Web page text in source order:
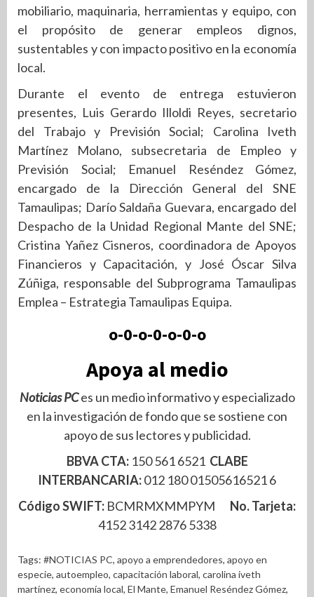
mobiliario, maquinaria, herramientas y equipo, con
el propósito de generar empleos dignos,
sustentables y con impacto positivo en la economía
local.
Durante el evento de entrega estuvieron
presentes, Luis Gerardo Illoldi Reyes, secretario
del Trabajo y Previsión Social; Carolina Iveth
Martínez Molano, subsecretaria de Empleo y
Previsión Social; Emanuel Reséndez Gómez,
encargado de la Dirección General del SNE
Tamaulipas; Darío Saldaña Guevara, encargado del
Despacho de la Unidad Regional Mante del SNE;
Cristina Yañez Cisneros, coordinadora de Apoyos
Financieros y Capacitación, y José Óscar Silva
Zúñiga, responsable del Subprograma Tamaulipas
Emplea – Estrategia Tamaulipas Equipa.
o-0-o-0-o-0-o
Apoya al medio
Noticias PCes un medio informativo y especializado
en la investigación de fondo que se sostiene con
apoyo de sus lectores y publicidad.
BBVA CTA: 150 561 6521 CLABE
INTERBANCARIA:012 180 01505616521 6
Código SWIFT: BCMRMXMMPYM No. Tarjeta:
4152 3142 2876 5338
Tags: #NOTICIAS PC, apoyo a emprendedores, apoyo en
especie, autoempleo, capacitación laboral, carolina iveth
martínez, economía local, El Mante, Emanuel Reséndez Gómez,